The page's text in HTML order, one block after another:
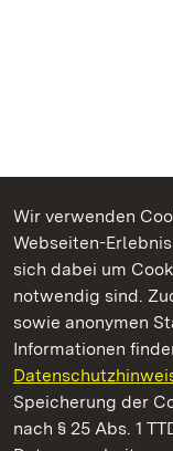
Wir verwenden
Webseiten-
sich dabei um
notwendig sind.
sowie anonymen
Informationen
Speicherung der
nach § 25 Abs. 1
Kommen.
Staatliche Schlösser
Staatliche